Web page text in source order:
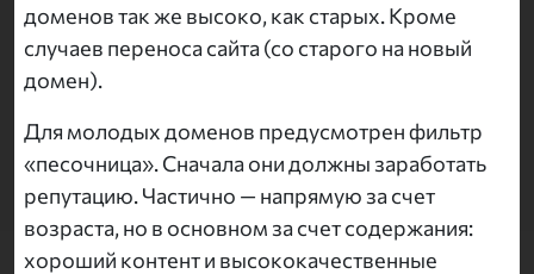
доменов так же высоко, как старых. Кроме
случаев переноса сайта (со старого на новый
домен).
Для молодых доменов предусмотрен фильтр
«песочница». Сначала они должны заработать
репутацию. Частично — напрямую за счет
возраста, но в основном за счет содержания:
хороший контент и высококачественные